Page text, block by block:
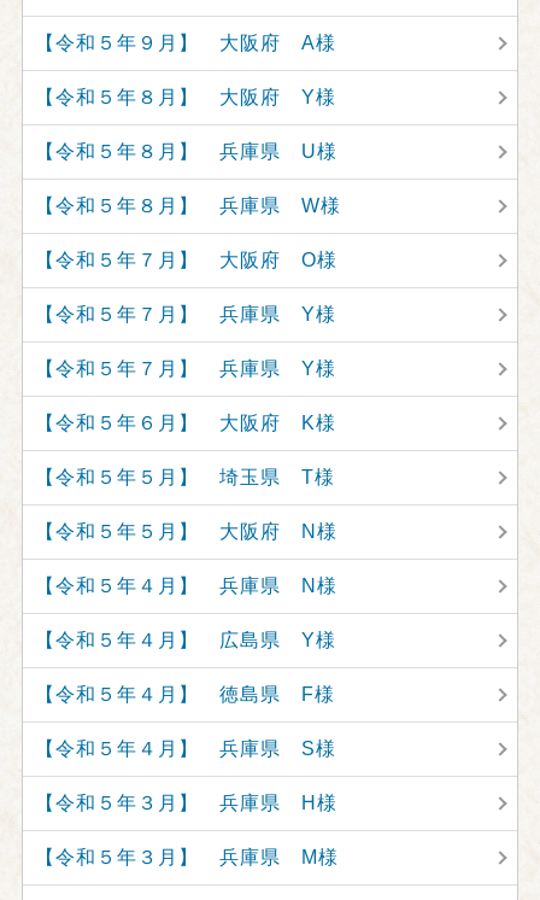
【令和５年９月】 大阪府 A様
【令和５年８月】 大阪府 Y様
【令和５年８月】 兵庫県 U様
【令和５年８月】 兵庫県 W様
【令和５年７月】 大阪府 O様
【令和５年７月】 兵庫県 Y様
【令和５年７月】 兵庫県 Y様
【令和５年６月】 大阪府 K様
【令和５年５月】 埼玉県 T様
【令和５年５月】 大阪府 N様
【令和５年４月】 兵庫県 N様
【令和５年４月】 広島県 Y様
【令和５年４月】 徳島県 F様
【令和５年４月】 兵庫県 S様
【令和５年３月】 兵庫県 H様
【令和５年３月】 兵庫県 M様